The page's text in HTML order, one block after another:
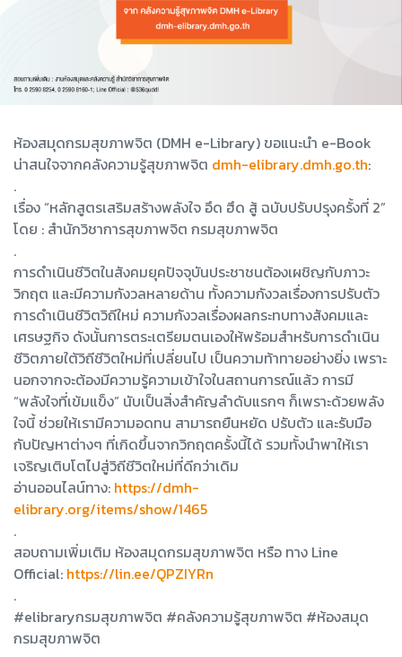
ห้องสมุดกรมสุขภาพจิต (DMH e-Library) ขอแนะนำ e-Book
น่าสนใจจากคลังความรู้สุขภาพจิต dmh-elibrary.dmh.go.th:
.
เรื่อง “หลักสูตรเสริมสร้างพลังใจ อึด ฮึด สู้ ฉบับปรับปรุงครั้งที่ 2”
โดย : สำนักวิชาการสุขภาพจิต กรมสุขภาพจิต
.
การดำเนินชีวิตในสังคมยุคปัจจุบันประชาชนต้องเผชิญกับภาวะ
วิกฤต และมีความกังวลหลายด้าน ทั้งความกังวลเรื่องการปรับตัว
การดำเนินชีวิตวิถีใหม่ ความกังวลเรื่องผลกระทบทางสังคมและ
เศรษฐกิจ ดังนั้นการตระเตรียมตนเองให้พร้อมสำหรับการดำเนิน
ชีวิตภายใต้วิถีชีวิตใหม่ที่เปลี่ยนไป เป็นความท้าทายอย่างยิ่ง เพราะ
นอกจากจะต้องมีความรู้ความเข้าใจในสถานการณ์แล้ว การมี
“พลังใจที่เข้มแข็ง” นับเป็นสิ่งสำคัญลำดับแรกๆ ก็เพราะด้วยพลัง
ใจนี้ ช่วยให้เรามีความอดทน สามารถยืนหยัด ปรับตัว และรับมือ
กับปัญหาต่างๆ ที่เกิดขึ้นจากวิกฤตครั้งนี้ได้ รวมทั้งนำพาให้เรา
เจริญเติบโตไปสู่วิถีชีวิตใหม่ที่ดีกว่าเดิม
อ่านออนไลน์ทาง: https://dmh-
elibrary.org/items/show/1465
.
สอบถามเพิ่มเติม ห้องสมุดกรมสุขภาพจิต หรือ ทาง Line
Official: https://lin.ee/QPZIYRn
.
#elibraryกรมสุขภาพจิต #คลังความรู้สุขภาพจิต #ห้องสมุด
กรมสุขภาพจิต